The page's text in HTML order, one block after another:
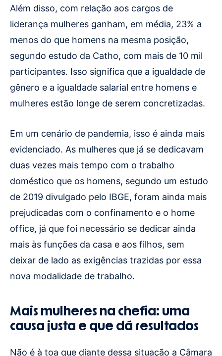
Além disso, com relação aos cargos de
liderança mulheres ganham, em média, 23% a
menos do que homens na mesma posição,
segundo estudo da Catho, com mais de 10 mil
participantes. Isso significa que a igualdade de
gênero e a igualdade salarial entre homens e
mulheres estão longe de serem concretizadas.
Em um cenário de pandemia, isso é ainda mais
evidenciado. As mulheres que já se dedicavam
duas vezes mais tempo com o trabalho
doméstico que os homens, segundo um estudo
de 2019 divulgado pelo IBGE, foram ainda mais
prejudicadas com o confinamento e o home
office, já que foi necessário se dedicar ainda
mais às funções da casa e aos filhos, sem
deixar de lado as exigências trazidas por essa
nova modalidade de trabalho.
Mais mulheres na chefia: uma
causa justa e que dá resultados
Não é à toa que diante dessa situação a Câmara